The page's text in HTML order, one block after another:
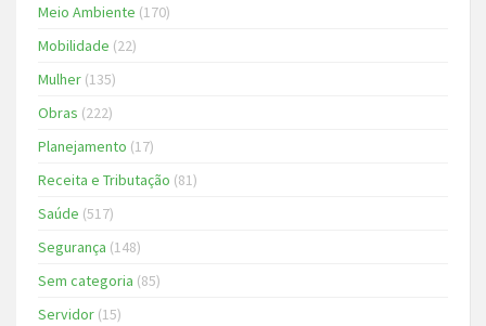
Meio Ambiente (170)
Mobilidade (22)
Mulher (135)
Obras (222)
Planejamento (17)
Receita e Tributação (81)
Saúde (517)
Segurança (148)
Sem categoria (85)
Servidor (15)